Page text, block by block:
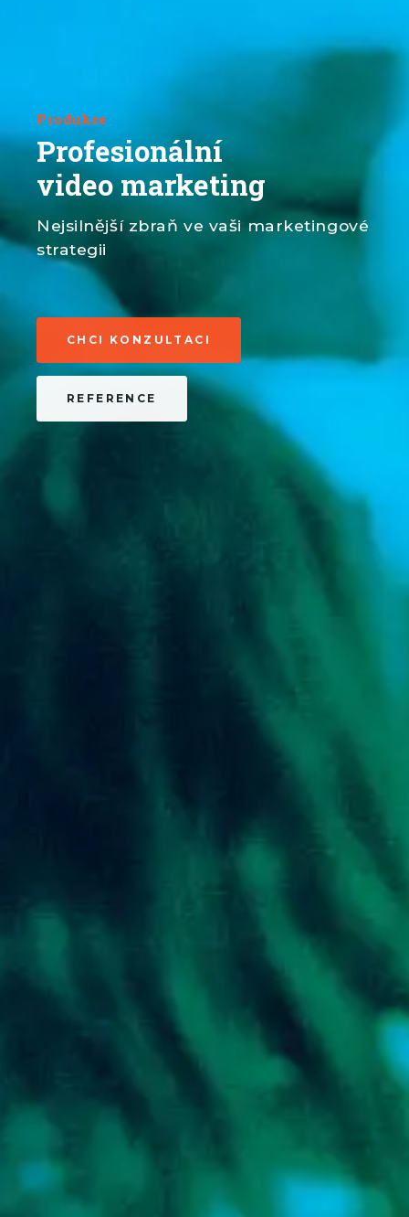
Produkce
Profesionální
video marketing
Nejsilnější zbraň ve vaši marketingové
strategii
CHCI KONZULTACI
REFERENCE